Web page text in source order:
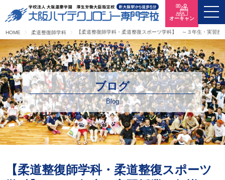
HOME 柔道整復師学科 【柔道整復師学科・柔道整復スポーツ学科】 ～３年生・実習授
オーキャン
ブログ
Blog
【柔道整復師学科・柔道整復スポーツ